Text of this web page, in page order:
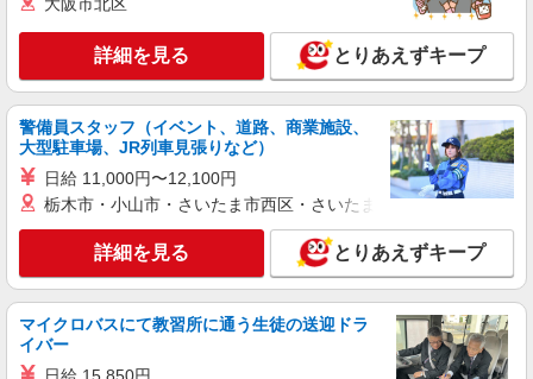
ライフ奥戸店（店舗コード873）
作業場清掃
時給1,260円 高校生 時給1,235円
ライフ奥戸店 東京都葛飾区奥戸3-23-19
キープ 詳細を見る
アルバイト パート
ライフ奥戸街道店（店舗コード877）
NEW
ネットスーパー
時給1,235円
ライフ奥戸街道店 東京都葛飾区奥戸2-14-25
キープ 詳細を見る
詳細を見る とりあえずキープ
警備員スタッフ（イベント、道路、商業施設、
大型駐車場、JR列車見張りなど）
日給 11,000円〜12,100円
栃木市・小山市・さいたま市西区・さいたま市岩槻区・久喜市・
詳細を見る とりあえずキープ
マイクロバスにて教習所に通う生徒の送迎ドラ
イバー